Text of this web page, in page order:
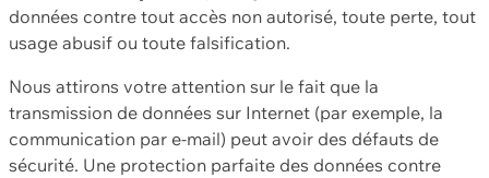
données contre tout accès non autorisé, toute perte, tout
usage abusif ou toute falsification.
Nous attirons votre attention sur le fait que la
transmission de données sur Internet (par exemple, la
communication par e-mail) peut avoir des défauts de
sécurité. Une protection parfaite des données contre